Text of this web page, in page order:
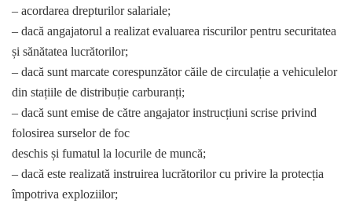
– acordarea drepturilor salariale;
– dacă angajatorul a realizat evaluarea riscurilor pentru securitatea
și sănătatea lucrătorilor;
– dacă sunt marcate corespunzător căile de circulație a vehiculelor
din stațiile de distribuție carburanți;
– dacă sunt emise de către angajator instrucțiuni scrise privind
folosirea surselor de foc
deschis și fumatul la locurile de muncă;
– dacă este realizată instruirea lucrătorilor cu privire la protecția
împotriva exploziilor;